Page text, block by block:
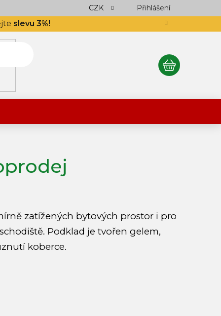
slevu 3%!
Podlahář až domů Výkup návinek
CZK Přihlášení
NÁKUPNÍ
KOŠÍK
zatížených bytových prostor i pro
Podklad je tvořen gelem,
koberce.